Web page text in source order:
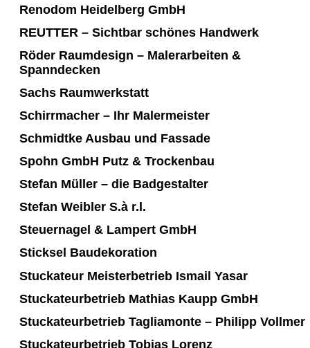
Renodom Heidelberg GmbH
REUTTER – Sichtbar schönes Handwerk
Röder Raumdesign – Malerarbeiten &
Spanndecken
Sachs Raumwerkstatt
Schirrmacher – Ihr Malermeister
Schmidtke Ausbau und Fassade
Spohn GmbH Putz & Trockenbau
Stefan Müller – die Badgestalter
Stefan Weibler S.à r.l.
Steuernagel & Lampert GmbH
Sticksel Baudekoration
Stuckateur Meisterbetrieb Ismail Yasar
Stuckateurbetrieb Mathias Kaupp GmbH
Stuckateurbetrieb Tagliamonte – Philipp Vollmer
Stuckateurbetrieb Tobias Lorenz